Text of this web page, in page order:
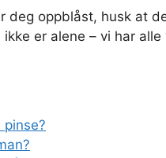
deg oppblåst, husk at
er alene – vi har